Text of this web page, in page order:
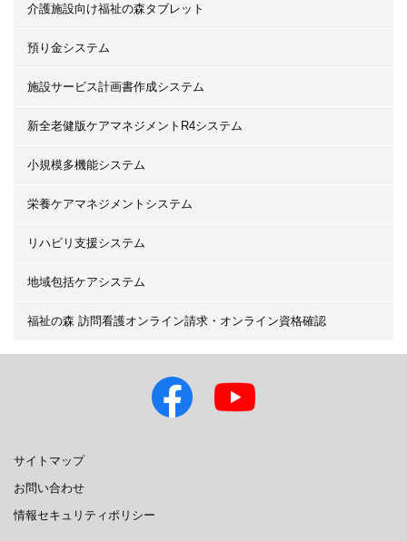
介護施設向け福祉の森タブレット
預り金システム
施設サービス計画書作成システム
新全老健版ケアマネジメントR4システム
小規模多機能システム
栄養ケアマネジメントシステム
リハビリ支援システム
地域包括ケアシステム
福祉の森 訪問看護オンライン請求・オンライン資格確認
サイトマップ
お問い合わせ
情報セキュリティポリシー